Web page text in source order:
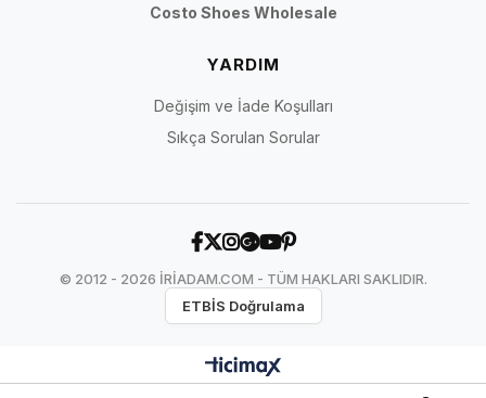
Costo Shoes Wholesale
YARDIM
Değişim ve İade Koşulları
Sıkça Sorulan Sorular
© 2012 - 2026 İRİADAM.COM - TÜM HAKLARI SAKLIDIR.
ETBİS Doğrulama